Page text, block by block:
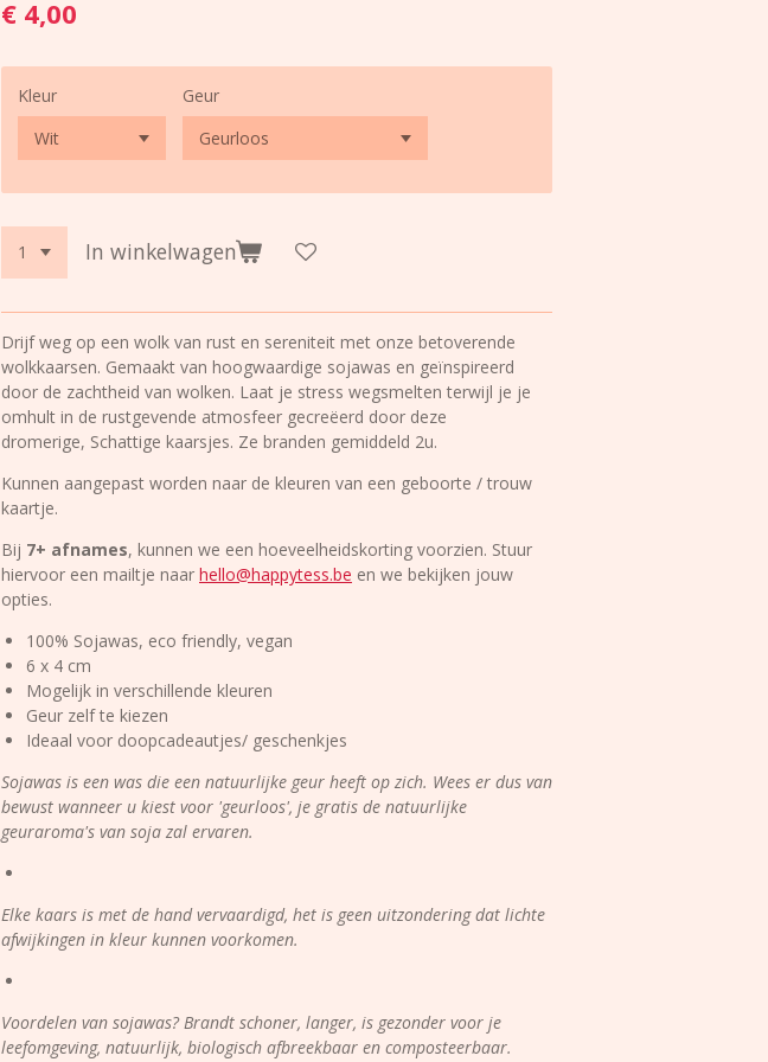
€ 4,00
Kleur Geur
In winkelwagen
Drijf weg op een wolk van rust en sereniteit met onze betoverende
wolkkaarsen. Gemaakt van hoogwaardige sojawas en geïnspireerd
door de zachtheid van wolken. Laat je stress wegsmelten terwijl je je
omhult in de rustgevende atmosfeer gecreëerd door deze
dromerige, Schattige kaarsjes. Ze branden gemiddeld 2u.
Kunnen aangepast worden naar de kleuren van een geboorte / trouw
kaartje.
Bij 7+ afnames, kunnen we een hoeveelheidskorting voorzien. Stuur
hiervoor een mailtje naar hello@happytess.be en we bekijken jouw
opties.
100% Sojawas, eco friendly, vegan
6 x 4 cm
Mogelijk in verschillende kleuren
Geur zelf te kiezen
Ideaal voor doopcadeautjes/ geschenkjes
Sojawas is een was die een natuurlijke geur heeft op zich. Wees er dus van
bewust wanneer u kiest voor 'geurloos', je gratis de natuurlijke
geuraroma's van soja zal ervaren.
Elke kaars is met de hand vervaardigd, het is geen uitzondering dat lichte
afwijkingen in kleur kunnen voorkomen.
Voordelen van sojawas? Brandt schoner, langer, is gezonder voor je
leefomgeving, natuurlijk, biologisch afbreekbaar en composteerbaar.